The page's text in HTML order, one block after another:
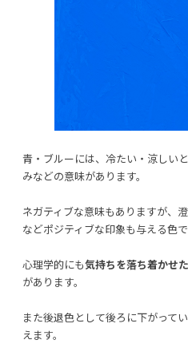
青・ブルーには、冷たい・涼しい
みなどの意味があります。
ネガティブな意味もありますが、
などポジティブな印象も与える色で
心理学的にも気持ちを落ち着かせ
があります。
また後退色として後ろに下がって
えます。